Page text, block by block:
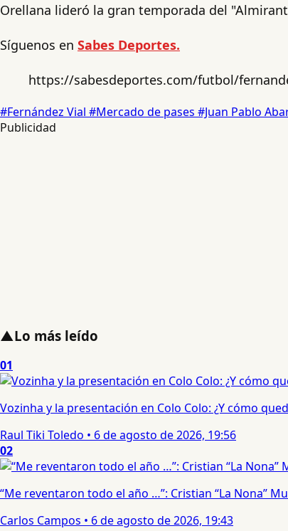
Orellana lideró la gran temporada del
Síguenos en Sabes Deportes.
https://sabesdeportes.com/futbol/
#Fernández Vial #Mercado de pases #Juan Pablo
Publicidad
▲Lo más leído
01
Vozinha y la presentación en Colo Colo: ¿Y cómo
Raul Tiki Toledo • 6 de agosto de 2026, 19:56
02
“Me reventaron todo el año …”: Cristian “La Nona”
Carlos Campos • 6 de agosto de 2026, 19:43